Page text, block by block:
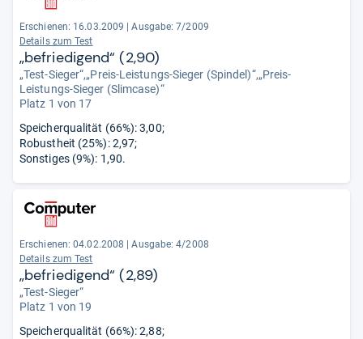
Erschienen: 16.03.2009
Ausgabe: 7/2009
Details zum Test
„befriedigend“ (2,90)
„Test-Sieger“,„Preis-Leistungs-Sieger (Spindel)“,„Preis-
Leistungs-Sieger (Slimcase)“
Platz 1 von 17
Speicherqualität (66%): 3,00;
Robustheit (25%): 2,97;
Sonstiges (9%): 1,90.
Erschienen: 04.02.2008
Ausgabe: 4/2008
Details zum Test
„befriedigend“ (2,89)
„Test-Sieger“
Platz 1 von 19
Speicherqualität (66%): 2,88;